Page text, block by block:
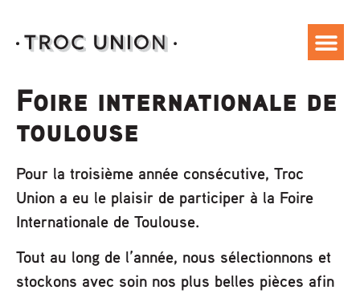
Foire internationale de
toulouse
Pour la troisième année consécutive, Troc
Union a eu le plaisir de participer à la Foire
Internationale de Toulouse.
Tout au long de l’année, nous sélectionnons et
stockons avec soin nos plus belles pièces afin